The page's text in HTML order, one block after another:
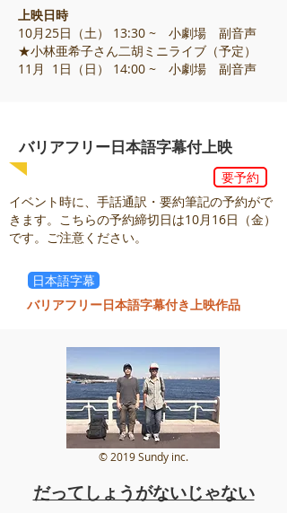
上映日時
10月25日（土） 13:30 ~ 小劇場 副音声
★小林亜希子さん二胡ミニライブ（予定）
11月 1日（日） 14:00 ~ 小劇場 副音声
バリアフリー日本語字幕付上映
イベント時に、手話通訳・要約筆記の予約がで
きます。こちらの予約締切日は10月16日（金）
です。ご注意ください。
日本語字幕
バリアフリー日本語字幕付き上映作品
© 2019 Sundy inc.
だってしょうがないじゃない
要予約